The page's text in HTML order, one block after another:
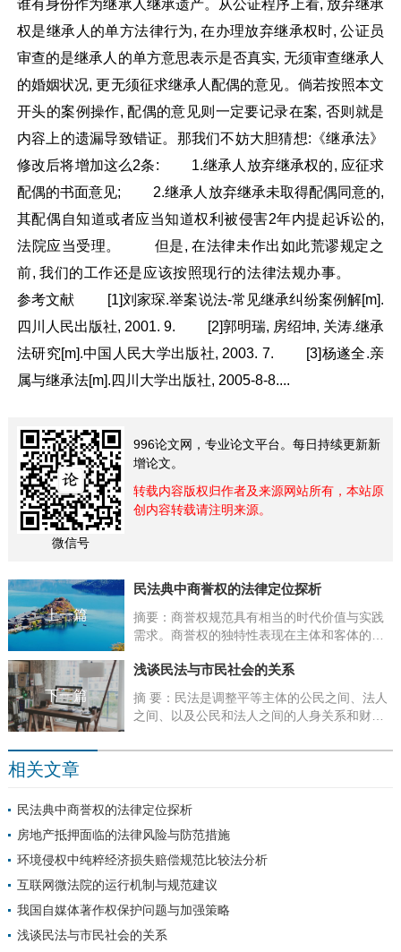
谁有身份作为继承人继承遗产。从公证程序上看, 放弃继承
权是继承人的单方法律行为, 在办理放弃继承权时, 公证员
审查的是继承人的单方意思表示是否真实, 无须审查继承人
的婚姻状况, 更无须征求继承人配偶的意见。倘若按照本文
开头的案例操作, 配偶的意见则一定要记录在案, 否则就是
内容上的遗漏导致错证。那我们不妨大胆猜想:《继承法》
修改后将增加这么2条: 1.继承人放弃继承权的, 应征求
配偶的书面意见; 2.继承人放弃继承未取得配偶同意的,
其配偶自知道或者应当知道权利被侵害2年内提起诉讼的,
法院应当受理。 但是, 在法律未作出如此荒谬规定之
前, 我们的工作还是应该按照现行的法律法规办事。
参考文献 [1]刘家琛.举案说法-常见继承纠纷案例解[m].
四川人民出版社, 2001. 9. [2]郭明瑞, 房绍坤, 关涛.继承
法研究[m].中国人民大学出版社, 2003. 7. [3]杨遂全.亲
属与继承法[m].四川大学出版社, 2005-8-8....
微信号
996论文网，专业论文平台。每日持续更新新
增论文。
转载内容版权归作者及来源网站所有，本站原
创内容转载请注明来源。
上一篇
民法典中商誉权的法律定位探析
摘要：商誉权规范具有相当的时代价值与实践
需求。商誉权的独特性表现在主体和客体的特
和财产利益,二者不是简单的正相关。立法...
下一篇
浅谈民法与市民社会的关系
摘 要：民法是调整平等主体的公民之间、法人
之间、以及公民和法人之间的人身关系和财产
拥有个人自由，不论是事实上的自由还是...
相关文章
民法典中商誉权的法律定位探析
房地产抵押面临的法律风险与防范措施
环境侵权中纯粹经济损失赔偿规范比较法分析
互联网微法院的运行机制与规范建议
我国自媒体著作权保护问题与加强策略
浅谈民法与市民社会的关系